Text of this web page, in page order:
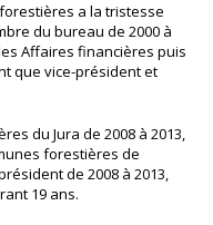
a la tristesse
du bureau de 2000 à
Affaires financières puis
que vice-président et
du Jura de 2008 à 2013,
forestières de
de 2008 à 2013,
19 ans.